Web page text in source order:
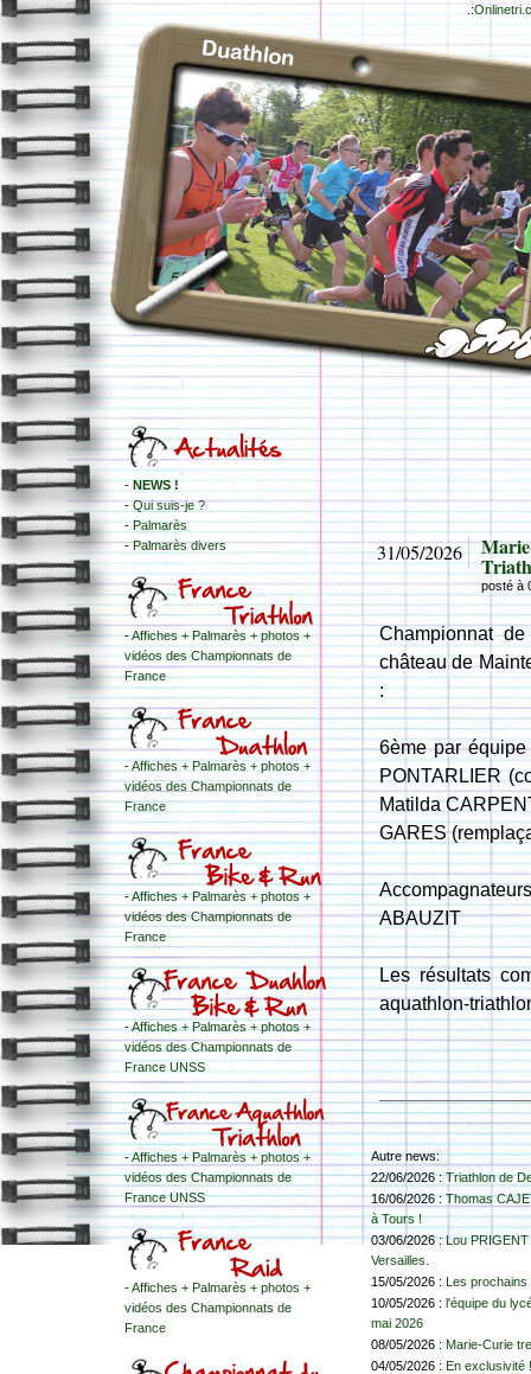
.:
-NEWS !
-Qui suis-je ?
-Palmarès
-Palmarès divers
-Affiches + Palmarès + photos +
vidéos des Championnats de
France
-Affiches + Palmarès + photos +
vidéos des Championnats de
France
-Affiches + Palmarès + photos +
vidéos des Championnats de
France
-Affiches + Palmarès + photos +
vidéos des Championnats de
France UNSS
-Affiches + Palmarès + photos +
vidéos des Championnats de
France UNSS
-Affiches + Palmarès + photos +
vidéos des Championnats de
France
31/05/2026
posté à
Championnat
château de
:
6ème par
PONTARLIER
Matilda
GARES
ABAUZIT
Les résultats
aquathlon-
Autre news:
22/06/2026 :Triathlon de
16/06/2026 :Thomas
à Tours !
03/06/2026 :Lou
Versailles.
15/05/2026 : Les
10/05/2026 : l'équipe du
mai 2026
08/05/2026 : Marie-Curie
04/05/2026 : En exclusivité